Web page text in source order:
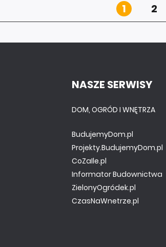
1 2
NASZE SERWISY
DOM, OGRÓD I WNĘTRZA
BudujemyDom.pl
Projekty.BudujemyDom.pl
CoZaIle.pl
Informator Budownictwa
ZielonyOgródek.pl
CzasNaWnetrze.pl